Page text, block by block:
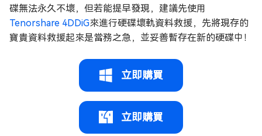
碟無法永久不壞，但若能提早發現，建議先使用
Tenorshare 4DDiG來進行硬碟壞軌資料救援，先將現存的
寶貴資料救援起來是當務之急，並妥善暫存在新的硬碟中！
立即購買
立即購買